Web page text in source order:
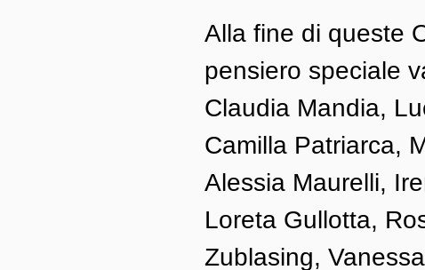
Alla fine di queste
pensiero speciale
Claudia Mandia,
Camilla Patriarca,
Alessia Maurelli,
Loreta Gullotta,
Zublasing,